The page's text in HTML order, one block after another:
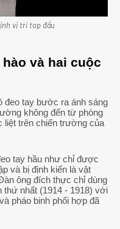
vị trí top đầu
và hai cuộc
đeo tay bước ra ánh sáng
không đến từ phòng
liệt trên chiến trường của
tay hầu như chỉ được
và bị định kiến là vật
ông đích thực chỉ dùng
thứ nhất (1914 - 1918) với
pháo binh phối hợp đã